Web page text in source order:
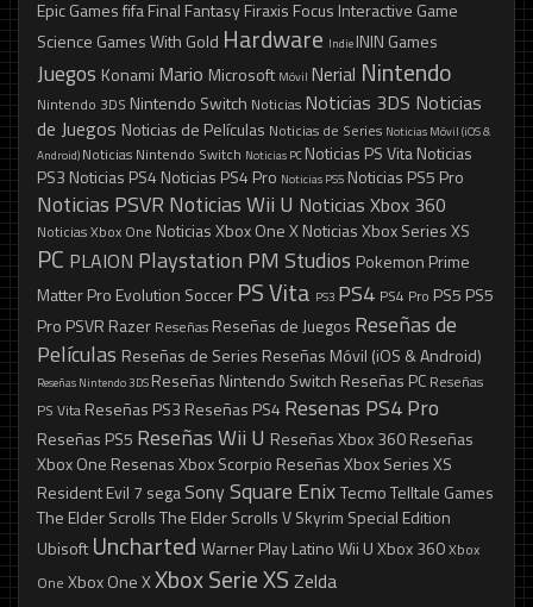
Epic GamesfifaFinal FantasyFiraxis Focus Interactive Game
Science Games With Gold Hardware Indie ININ Games
Juegos Konami Mario Microsoft Móvil Nerial Nintendo
Nintendo 3DS Nintendo Switch Noticias Noticias 3DS Noticias
de Juegos Noticias de Películas Noticias de Series Noticias Móvil (iOS &
Android) Noticias Nintendo Switch Noticias PC Noticias PS VitaNoticias
PS3 Noticias PS4 Noticias PS4 Pro Noticias PS5 Noticias PS5 Pro
Noticias PSVR Noticias Wii U Noticias Xbox 360
Noticias Xbox One Noticias Xbox One XNoticias Xbox Series XS
PC PLAION Playstation PM Studios Pokemon Prime
MatterPro Evolution Soccer PS Vita PS3 PS4 PS4 Pro PS5 PS5
Pro PSVR Razer Reseñas Reseñas de Juegos Reseñas de
Películas Reseñas de Series Reseñas Móvil (iOS & Android)
Reseñas Nintendo 3DS Reseñas Nintendo Switch Reseñas PC Reseñas
PS Vita Reseñas PS3 Reseñas PS4 Resenas PS4 Pro
Reseñas PS5 Reseñas Wii U Reseñas Xbox 360Reseñas
Xbox One Resenas Xbox Scorpio Reseñas Xbox Series XS
Resident Evil 7 segaSonySquare EnixTecmoTelltale Games
The Elder ScrollsThe Elder Scrolls V Skyrim Special Edition
UbisoftUncharted Warner Play LatinoWii UXbox 360Xbox
One Xbox One XXbox Serie XS Zelda